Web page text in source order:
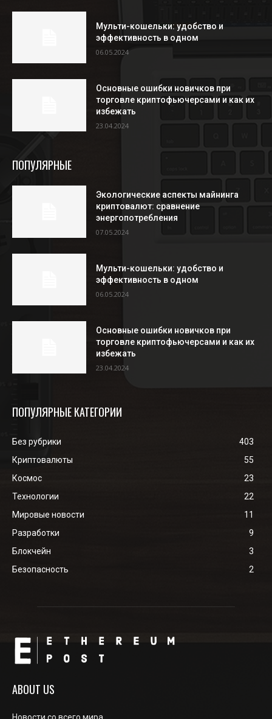
Мульти-кошельки: удобство и
эффективность в одном
06.05.2024
Основные ошибки новичков при
торговле криптофьючерсами и как их
избежать
23.04.2024
ПОПУЛЯРНЫЕ
Экологические аспекты майнинга
криптовалют: сравнение
энергопотребления
07.05.2024
Мульти-кошельки: удобство и
эффективность в одном
06.05.2024
Основные ошибки новичков при
торговле криптофьючерсами и как их
избежать
23.04.2024
ПОПУЛЯРНЫЕ КАТЕГОРИИ
Без рубрики
403
Криптовалюты
55
Космос
23
Технологии
22
Мировые новости
11
Разработки
9
Блокчейн
3
Безопасность
2
ABOUT US